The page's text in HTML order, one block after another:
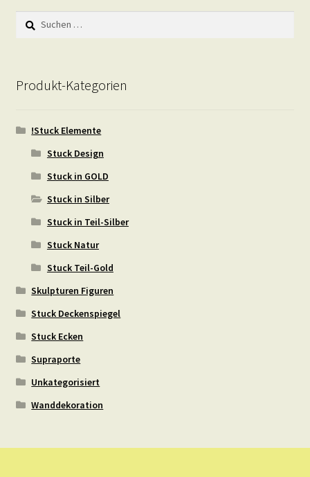
Suchen
nach:
Produkt-Kategorien
!Stuck Elemente
Stuck Design
Stuck in GOLD
Stuck in Silber
Stuck in Teil-Silber
Stuck Natur
Stuck Teil-Gold
Skulpturen Figuren
Stuck Deckenspiegel
Stuck Ecken
Supraporte
Unkategorisiert
Wanddekoration